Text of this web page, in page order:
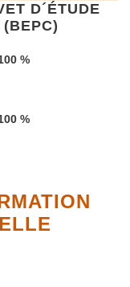
D´ÉTUDE
%
%